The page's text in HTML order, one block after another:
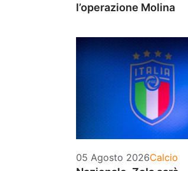
l’operazione Molina
05 Agosto 2026Categorie
Calcio